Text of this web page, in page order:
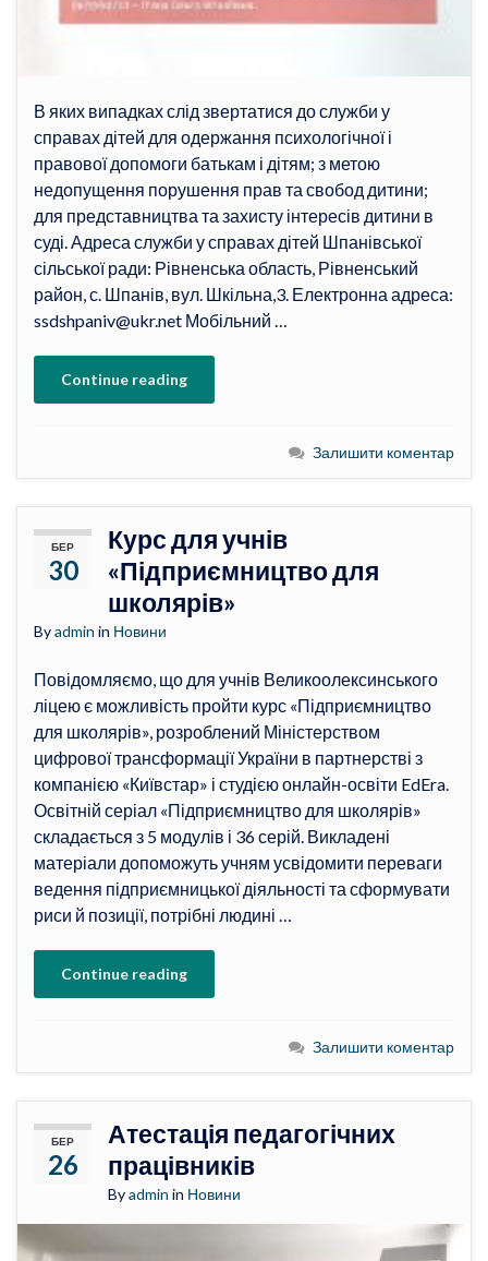
В яких випадках слід звертатися до служби у
справах дітей для одержання психологічної і
правової допомоги батькам і дітям; з метою
недопущення порушення прав та свобод дитини;
для представництва та захисту інтересів дитини в
суді. Адреса служби у справах дітей Шпанівської
сільської ради: Рівненська область, Рівненський
район, с. Шпанів, вул. Шкільна,3. Електронна адреса:
ssdshpaniv@ukr.net Мобільний …
Continue reading
Залишити коментар
БЕР
30
Курс для учнів
«Підприємництво для
школярів»
Byadmin in Новини
Повідомляємо, що для учнів Великоолексинського
ліцею є можливість пройти курс «Підприємництво
для школярів», розроблений Міністерством
цифрової трансформації України в партнерстві з
компанією «Київстар» і студією онлайн-освіти EdEra.
Освітній серіал «Підприємництво для школярів»
складається з 5 модулів і 36 серій. Викладені
матеріали допоможуть учням усвідомити переваги
ведення підприємницької діяльності та сформувати
риси й позиції, потрібні людині …
Continue reading
Залишити коментар
БЕР
26
Атестація педагогічних
працівників
Byadmin in Новини